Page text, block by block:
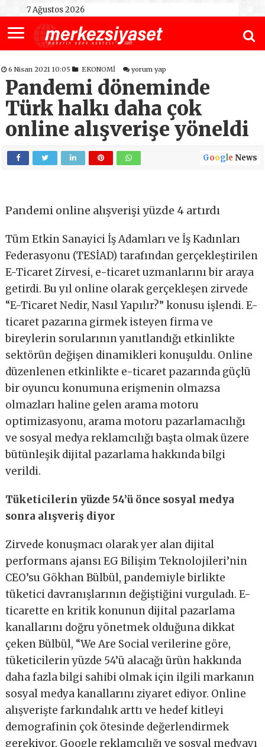
7 Ağustos 2026
6 Nisan 2021 10:05 EKONOMİ yorum yap
Pandemi döneminde
Türk halkı daha çok
online alışverişe yöneldi
Google News
Pandemi online alışverişi yüzde 4 artırdı
Tüm Etkin Sanayici İş Adamları ve İş Kadınları
Federasyonu (TESİAD) tarafından gerçekleştirilen
E-Ticaret Zirvesi, e-ticaret uzmanlarını bir araya
getirdi. Bu yıl online olarak gerçekleşen zirvede
“E-Ticaret Nedir, Nasıl Yapılır?” konusu işlendi. E-
ticaret pazarına girmek isteyen firma ve
bireylerin sorularının yanıtlandığı etkinlikte
sektörün değişen dinamikleri konuşuldu. Online
düzenlenen etkinlikte e-ticaret pazarında güçlü
bir oyuncu konumuna erişmenin olmazsa
olmazları haline gelen arama motoru
optimizasyonu, arama motoru pazarlamacılığı
ve sosyal medya reklamcılığı başta olmak üzere
bütünleşik dijital pazarlama hakkında bilgi
verildi.
Tüketicilerin yüzde 54’ü önce sosyal medya
sonra alışveriş diyor
Zirvede konuşmacı olarak yer alan dijital
performans ajansı EG Bilişim Teknolojileri’nin
CEO’su Gökhan Bülbül, pandemiyle birlikte
tüketici davranışlarının değiştiğini vurguladı. E-
ticarette en kritik konunun dijital pazarlama
kanallarını doğru yönetmek olduğuna dikkat
çeken Bülbül, “We Are Social verilerine göre,
tüketicilerin yüzde 54’ü alacağı ürün hakkında
daha fazla bilgi sahibi olmak için ilgili markanın
sosyal medya kanallarını ziyaret ediyor. Online
alışverişte farkındalık arttı ve hedef kitleyi
demografinin çok ötesinde değerlendirmek
gerekiyor. Google reklamcılığı ve sosyal medyayı